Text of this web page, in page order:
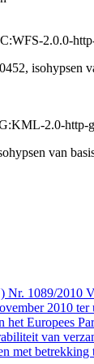
2.0.0-
isohypsen
2.0-http-
van
1089/2010
2010 ter
Europees
van
met